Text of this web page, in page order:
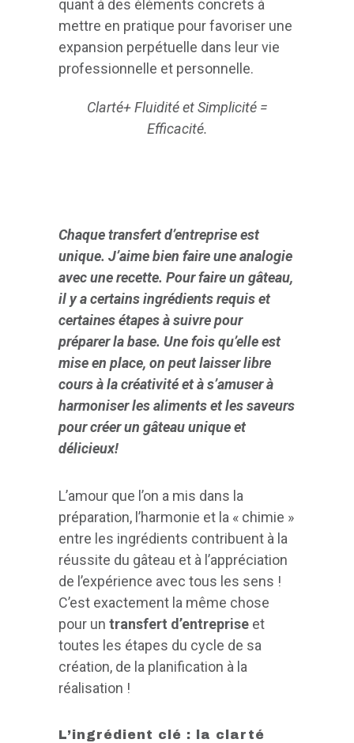
quant à des éléments concrets à
mettre en pratique pour favoriser une
expansion perpétuelle dans leur vie
professionnelle et personnelle.
Clarté+ Fluidité et Simplicité =
Efficacité.
Chaque transfert d’entreprise est
unique. J’aime bien faire une analogie
avec une recette. Pour faire un gâteau,
il y a certains ingrédients requis et
certaines étapes à suivre pour
préparer la base. Une fois qu’elle est
mise en place, on peut laisser libre
cours à la créativité et à s’amuser à
harmoniser les aliments et les saveurs
pour créer un gâteau unique et
délicieux!
L’amour que l’on a mis dans la
préparation, l’harmonie et la « chimie »
entre les ingrédients contribuent à la
réussite du gâteau et à l’appréciation
de l’expérience avec tous les sens !
C’est exactement la même chose
pour un transfert d’entreprise et
toutes les étapes du cycle de sa
création, de la planification à la
réalisation !
L’ingrédient clé : la clarté